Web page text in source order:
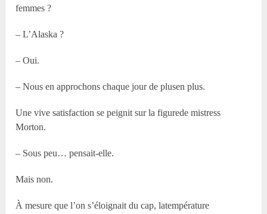
femmes ?
– L’Alaska ?
– Oui.
– Nous en approchons chaque jour de plusen plus.
Une vive satisfaction se peignit sur la figurede mistress
Morton.
– Sous peu… pensait-elle.
Mais non.
À mesure que l’on s’éloignait du cap, latempérature